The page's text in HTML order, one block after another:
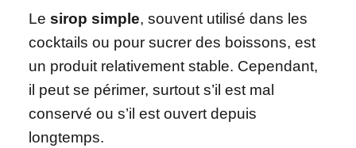
Le sirop simple, souvent utilisé dans les
cocktails ou pour sucrer des boissons, est
un produit relativement stable. Cependant,
il peut se périmer, surtout s’il est mal
conservé ou s’il est ouvert depuis
longtemps.